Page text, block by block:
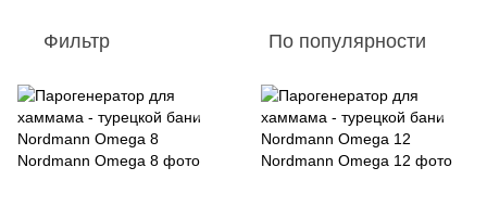
Фильтр По популярности